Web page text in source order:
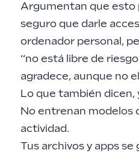
Argumentan que esto
seguro que darle
ordenador personal,
“no está libre de
agradece, aunque no
Lo que también dicen,
No entrenan modelos
actividad.
Tus archivos y apps